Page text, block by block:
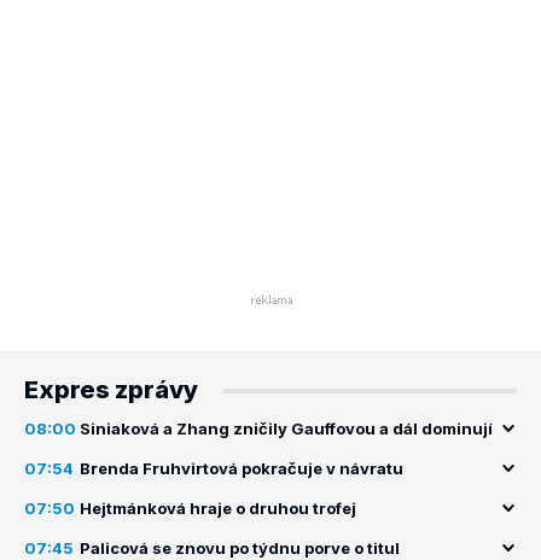
Expres zprávy
08:00 Siniaková a Zhang zničily Gauffovou a dál dominují
07:54 Brenda Fruhvirtová pokračuje v návratu
07:50 Hejtmánková hraje o druhou trofej
07:45 Palicová se znovu po týdnu porve o titul